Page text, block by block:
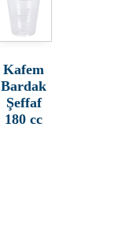
Kafem
Bardak
Şeffaf
180 cc